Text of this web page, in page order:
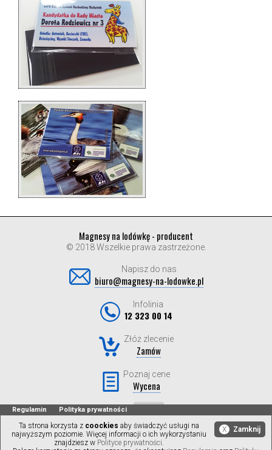
Magnesy na lodówkę - producent
© 2018 Wszelkie prawa zastrzeżone.
Napisz do nas
biuro@magnesy-na-lodowke.pl
Infolinia
12 323 00 14
Złóż zlecenie
Zamów
Poznaj cene
Wycena
Regulamin Polityka prywatności
X Zamknij
Ta strona korzysta z coockies aby świadczyć usługi na
najwyższym poziomie. Więcej informacji o ich wykorzystaniu
znajdziesz w Polityce prywatności.